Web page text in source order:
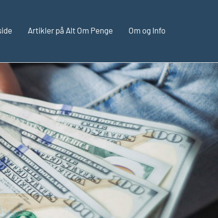
Artikler på Alt Om Penge Om og Info